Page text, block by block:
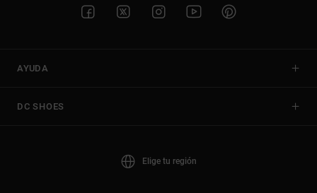
AYUDA
DC SHOES
Elige tu región